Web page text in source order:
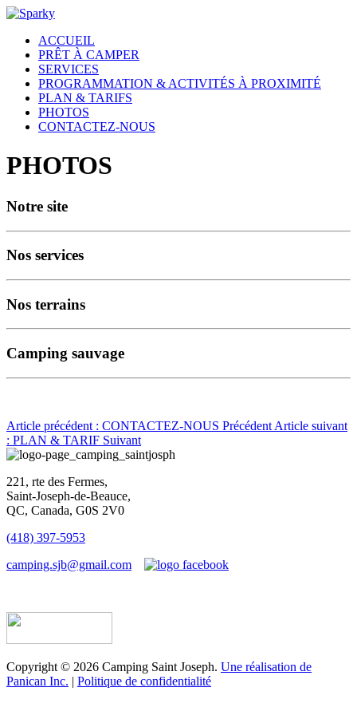
ACCUEIL
PRÊT À CAMPER
SERVICES
PROGRAMMATION & ACTIVITÉS À PROXIMITÉ
PLAN & TARIFS
PHOTOS
CONTACTEZ-NOUS
PHOTOS
Notre site
Nos services
Nos terrains
Camping sauvage
Article précédent : CONTACTEZ-NOUS Précédent Article suivant
: PLAN & TARIF Suivant
221, rte des Fermes,
Saint-Joseph-de-Beauce,
QC, Canada, G0S 2V0
(418) 397-5953
camping.sjb@gmail.com
Copyright © 2026 Camping Saint Joseph. Une réalisation de
Panican Inc. | Politique de confidentialité